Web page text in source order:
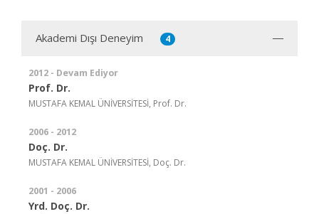
Akademi Dışı Deneyim 4
2012 - Devam Ediyor
Prof. Dr.
MUSTAFA KEMAL ÜNİVERSİTESİ, Prof. Dr.
2006 - 2012
Doç. Dr.
MUSTAFA KEMAL ÜNİVERSİTESİ, Doç. Dr.
2001 - 2006
Yrd. Doç. Dr.